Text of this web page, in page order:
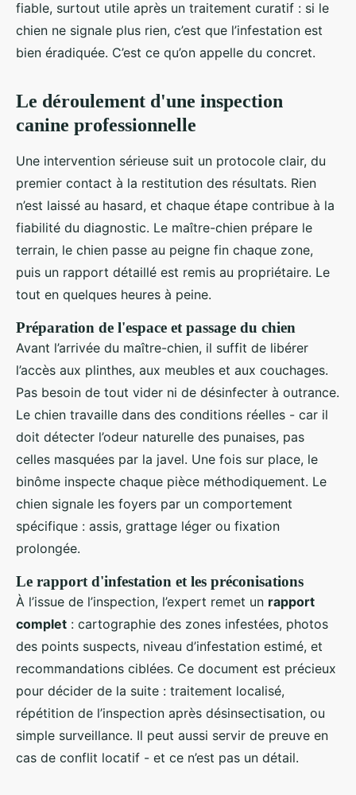
fiable, surtout utile après un traitement curatif : si le
chien ne signale plus rien, c’est que l’infestation est
bien éradiquée. C’est ce qu’on appelle du concret.
Le déroulement d'une inspection
canine professionnelle
Une intervention sérieuse suit un protocole clair, du
premier contact à la restitution des résultats. Rien
n’est laissé au hasard, et chaque étape contribue à la
fiabilité du diagnostic. Le maître-chien prépare le
terrain, le chien passe au peigne fin chaque zone,
puis un rapport détaillé est remis au propriétaire. Le
tout en quelques heures à peine.
Préparation de l'espace et passage du chien
Avant l’arrivée du maître-chien, il suffit de libérer
l’accès aux plinthes, aux meubles et aux couchages.
Pas besoin de tout vider ni de désinfecter à outrance.
Le chien travaille dans des conditions réelles - car il
doit détecter l’odeur naturelle des punaises, pas
celles masquées par la javel. Une fois sur place, le
binôme inspecte chaque pièce méthodiquement. Le
chien signale les foyers par un comportement
spécifique : assis, grattage léger ou fixation
prolongée.
Le rapport d'infestation et les préconisations
À l’issue de l’inspection, l’expert remet un rapport
complet : cartographie des zones infestées, photos
des points suspects, niveau d’infestation estimé, et
recommandations ciblées. Ce document est précieux
pour décider de la suite : traitement localisé,
répétition de l’inspection après désinsectisation, ou
simple surveillance. Il peut aussi servir de preuve en
cas de conflit locatif - et ce n’est pas un détail.